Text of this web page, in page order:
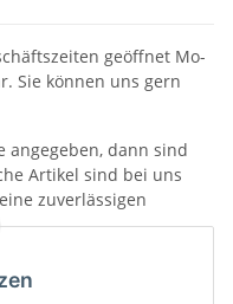
geöffnet Mo-
Sie können uns gern
angegeben, dann sind
Artikel sind bei uns
zuverlässigen